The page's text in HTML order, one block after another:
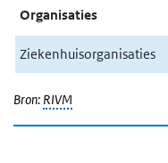
Organisaties
Ziekenhuisorganisaties
Bron: RIVM